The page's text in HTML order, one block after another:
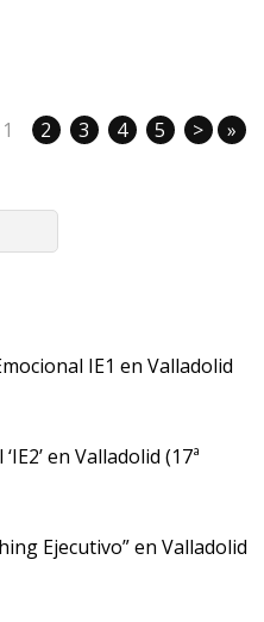
1 2 3 4 5 > »
IE1 en Valladolid
en Valladolid (17ª
Ejecutivo” en Valladolid